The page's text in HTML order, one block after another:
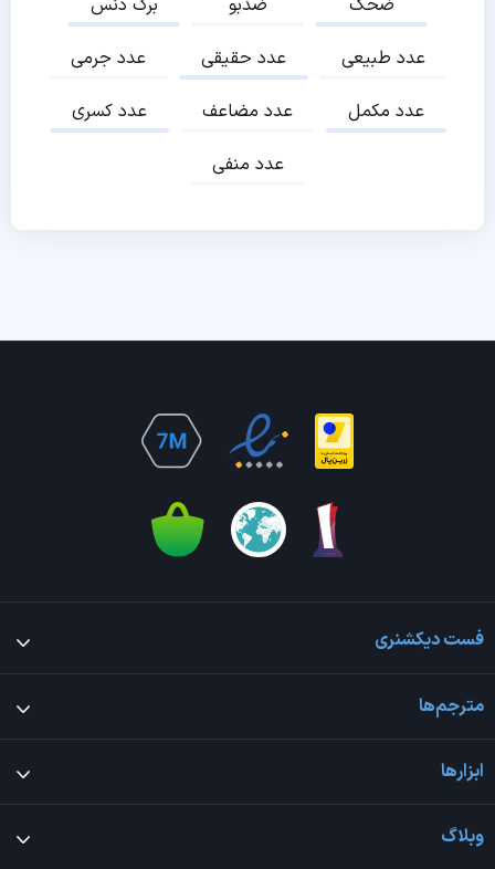
عدد جرمی
عدد حقیقی
عدد طبیعی
عدد کسری
عدد مضاعف
عدد مکمل
عدد منفی
فست دیکشنری
مترجم‌ها
ابزارها
وبلاگ